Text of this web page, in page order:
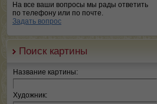
На все ваши вопросы мы рады ответить
по телефону или по почте.
Задать вопрос
Поиск картины
Название картины:
Художник: